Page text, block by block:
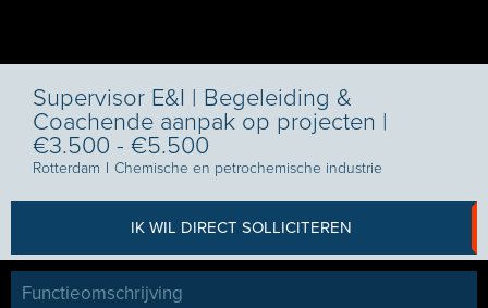
Supervisor E&I | Begeleiding &
Coachende aanpak op projecten |
€3.500 - €5.500
Rotterdam I Chemische en petrochemische industrie
IK WIL DIRECT SOLLICITEREN
Functieomschrijving